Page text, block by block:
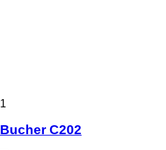
1
Bucher C202